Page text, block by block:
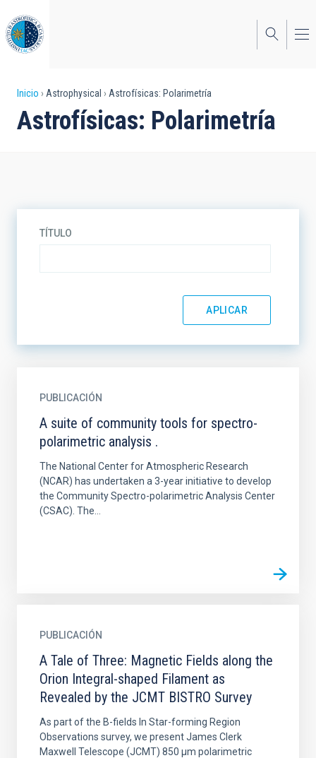
al
contenido
principal
Sobrescribir
enlaces
navegación
Inicio Astrophysical Astrofísicas: Polarimetría
Astrofísicas: Polarimetría
TÍTULO
PUBLICACIÓN
A suite of community tools for spectro-
polarimetric analysis .
The National Center for Atmospheric Research
(NCAR) has undertaken a 3-year initiative to develop
the Community Spectro-polarimetric Analysis Center
(CSAC). The...
PUBLICACIÓN
A Tale of Three: Magnetic Fields along the
Orion Integral-shaped Filament as
Revealed by the JCMT BISTRO Survey
As part of the B-fields In Star-forming Region
Observations survey, we present James Clerk
Maxwell Telescope (JCMT) 850 μm polarimetric